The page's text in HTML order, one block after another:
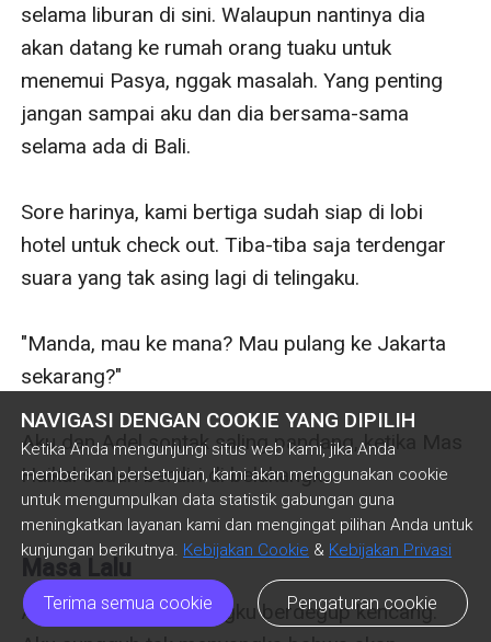
NAVIGASI DENGAN COOKIE YANG DIPILIH
Ketika Anda mengunjungi situs web kami, jika Anda
memberikan persetujuan, kami akan menggunakan cookie
untuk mengumpulkan data statistik gabungan guna
meningkatkan layanan kami dan mengingat pilihan Anda untuk
kunjungan berikutnya. Kebijakan Cookie & Kebijakan Privasi
Terima semua cookie Pengaturan cookie
selama liburan di sini. Walaupun nantinya dia
akan datang ke rumah orang tuaku untuk
menemui Pasya, nggak masalah. Yang penting
jangan sampai aku dan dia bersama-sama
selama ada di Bali.
Sore harinya, kami bertiga sudah siap di lobi
hotel untuk check out. Tiba-tiba saja terdengar
suara yang tak asing lagi di telingaku.
"Manda, mau ke mana? Mau pulang ke Jakarta
sekarang?"
Aku dan Adel sontak saling pandang, ketika Mas
Haikal sudah berdiri di belakangku.
Masa Lalu
Aku merasakan jantungku berdegup kencang.